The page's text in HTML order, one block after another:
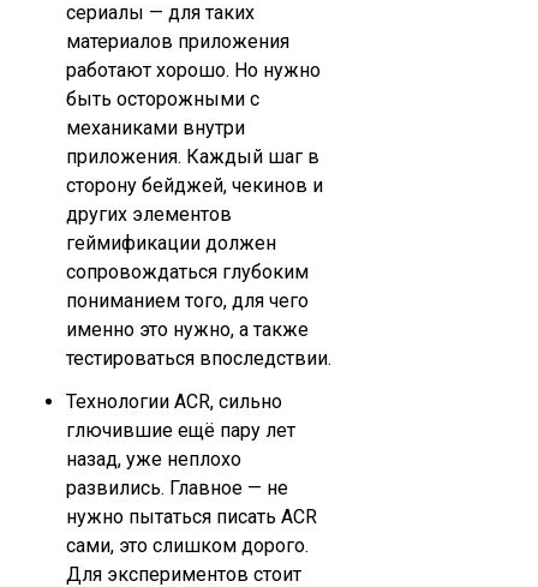
сериалы — для таких
материалов приложения
работают хорошо. Но нужно
быть осторожными с
механиками внутри
приложения. Каждый шаг в
сторону бейджей, чекинов и
других элементов
геймификации должен
сопровождаться глубоким
пониманием того, для чего
именно это нужно, а также
тестироваться впоследствии.
Технологии ACR, сильно
глючившие ещё пару лет
назад, уже неплохо
развились. Главное — не
нужно пытаться писать ACR
сами, это слишком дорого.
Для экспериментов стоит